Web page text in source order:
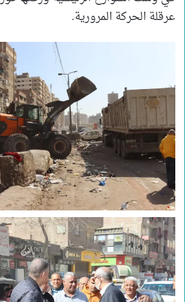
عرقلة الحركة المرورية.